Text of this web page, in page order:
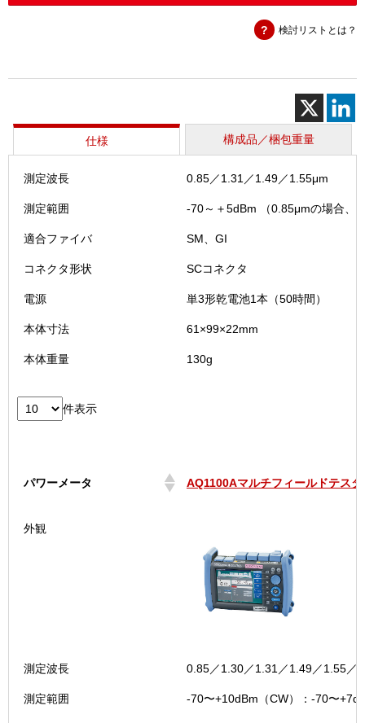
タ
検討リストとは？
仕様 構成品／梱包重量
測定波長 0.85／1.31／1.49／1.55μm
測定範囲 -70～＋5dBm （0.85μmの場合、-
適合ファイバ SM、GI
コネクタ形状 SCコネクタ
電源 単3形乾電池1本（50時間）
本体寸法 61×99×22mm
本体重量 130g
件表示
パワーメータ AQ1100Aマルチフィールドテス
パワーメータ
外観
測定波長 0.85／1.30／1.31／1.49／1.55／
測定範囲 -70〜+10dBm（CW）：-70〜